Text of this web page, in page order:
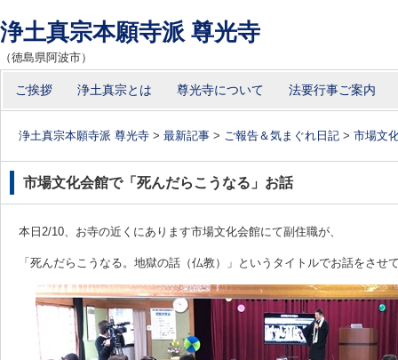
浄土真宗本願寺派 尊光寺
（徳島県阿波市）
メインメニュー
テ
ツ
へ
ご挨拶 浄土真宗とは 尊光寺について 法要行事ご案内
浄土真宗本願寺派 尊光寺 > 最新記事 > ご報告＆気まぐれ日記 > 市場文
市場文化会館で「死んだらこうなる」お話
本日2/10、お寺の近くにあります市場文化会館にて副住職が、
「死んだらこうなる。地獄の話（仏教）」というタイトルでお話をさせ